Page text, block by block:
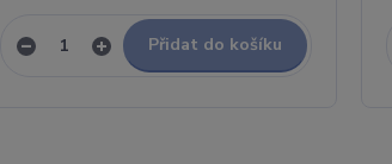
Přidat do košíku